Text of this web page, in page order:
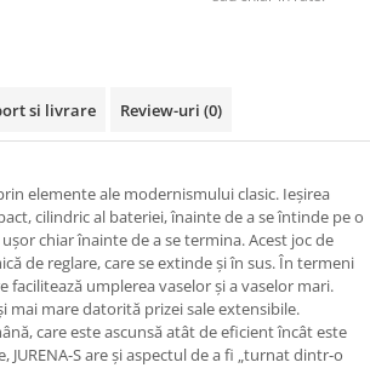
si livrare Review-uri (0)
elemente ale modernismului clasic. Ieșirea
cilindric al bateriei, înainte de a se întinde pe o
chiar înainte de a se termina. Acest joc de
de reglare, care se extinde și în sus. În termeni
umplerea vaselor și a vaselor mari.
mai mare datorită prizei sale extensibile.
care este ascunsă atât de eficient încât este
S are și aspectul de a fi „turnat dintr-o